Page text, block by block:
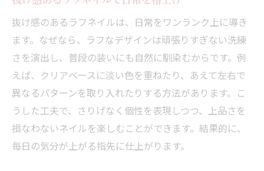
ウェディングに合うラフアートのコツ
ネイルでドレスに映える指先を演出
マナーも考えたラフネイルの工夫点
職場で好印象なラフネイルデザインの選び方
職場で好かれるラフネイルデザイン定番
ネイル規定を守るデザインと色の工夫
上品で控えめなネイルアートの選択肢
抜け感のあるラフネイルは、日常をワンランク上に導き
ます。なぜなら、ラフなデザインは頑張りすぎない洗練
さを演出し、普段の装いにも自然に馴染むからです。例
えば、クリアベースに淡い色を重ねたり、あえて左右で
異なるパターンを取り入れたりする方法があります。こ
うした工夫で、さりげなく個性を表現しつつ、上品さを
損なわないネイルを楽しむことができます。結果的に、
毎日の気分が上がる指先に仕上がります。